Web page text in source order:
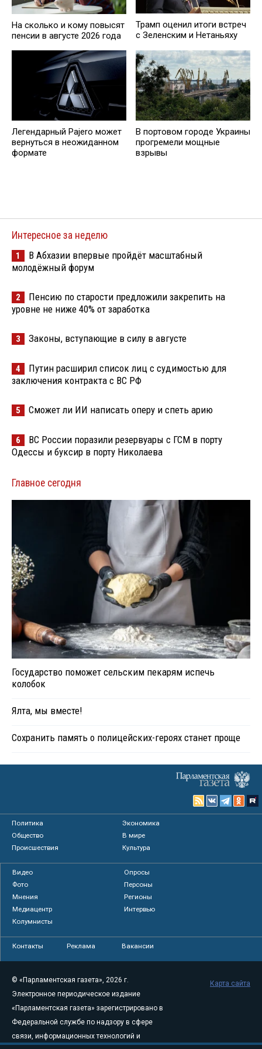
На сколько и кому повысят
пенсии в августе 2026 года
Трамп оценил итоги встреч
с Зеленским и Нетаньяху
Легендарный Pajero может
вернуться в неожиданном
формате
В портовом городе Украины
прогремели мощные
взрывы
Интересное за неделю
1
В Абхазии впервые пройдёт масштабный
молодёжный форум
2
Пенсию по старости предложили закрепить на
уровне не ниже 40% от заработка
3 Законы, вступающие в силу в августе
4
Путин расширил список лиц с судимостью для
заключения контракта с ВС РФ
5 Сможет ли ИИ написать оперу и спеть арию
6
ВС России поразили резервуары с ГСМ в порту
Одессы и буксир в порту Николаева
Главное сегодня
Государство поможет сельским пекарям испечь
колобок
Ялта, мы вместе!
Сохранить память о полицейских-героях станет проще
Политика
Экономика
Общество
В мире
Происшествия
Культура
Видео
Опросы
Фото
Персоны
Мнения
Регионы
Медиацентр
Интервью
Колумнисты
Контакты Реклама Вакансии
© «Парламентская газета», 2026 г.
Электронное периодическое издание
«Парламентская газета» зарегистрировано в
Федеральной службе по надзору в сфере
связи, информационных технологий и
Карта сайта